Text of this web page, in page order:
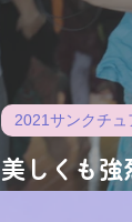
美しくも強
って、心
2021サンクチュ